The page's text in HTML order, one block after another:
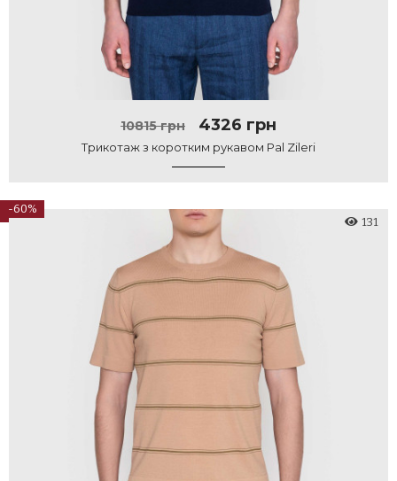
10815 грн 4326 грн
Трикотаж з коротким рукавом Pal Zileri
-60%
131